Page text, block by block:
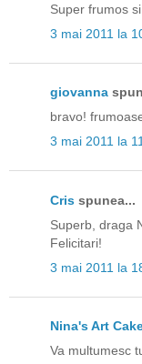
Super frumos
3 mai 2011 la
giovanna
bravo!
3 mai 2011 la
Cris spunea...
Superb, draga
Felicitari!
3 mai 2011 la
Nina's Art
Va multumesc